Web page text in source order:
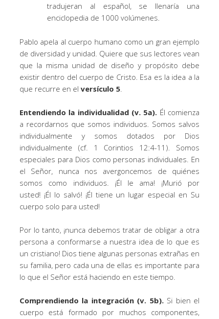
tradujeran al español, se llenaría una
enciclopedia de 1000 volúmenes.
Pablo apela al cuerpo humano como un gran ejemplo
de diversidad y unidad. Quiere que sus lectores vean
que la misma unidad de diseño y propósito debe
existir dentro del cuerpo de Cristo. Esa es la idea a la
que recurre en el versículo 5
Entendiendo la individualidad (v. 5a). Él comienza
a recordarnos que somos individuos. Somos salvos
individualmente y somos dotados por Dios
individualmente (cf. 1 Corintios 12:4-11). Somos
especiales para Dios como personas individuales. En
el Señor, nunca nos avergoncemos de quiénes
somos como individuos. ¡Él le ama! ¡Murió por
usted! ¡Él lo salvó! ¡Él tiene un lugar especial en Su
cuerpo solo para usted!
Por lo tanto, ¡nunca debemos tratar de obligar a otra
persona a conformarse a nuestra idea de lo que es
un cristiano! Dios tiene algunas personas extrañas en
su familia, pero cada una de ellas es importante para
lo que el Señor está haciendo en este tiempo.
Comprendiendo la integración (v. 5b).Si bien el
cuerpo está formado por muchos componentes,